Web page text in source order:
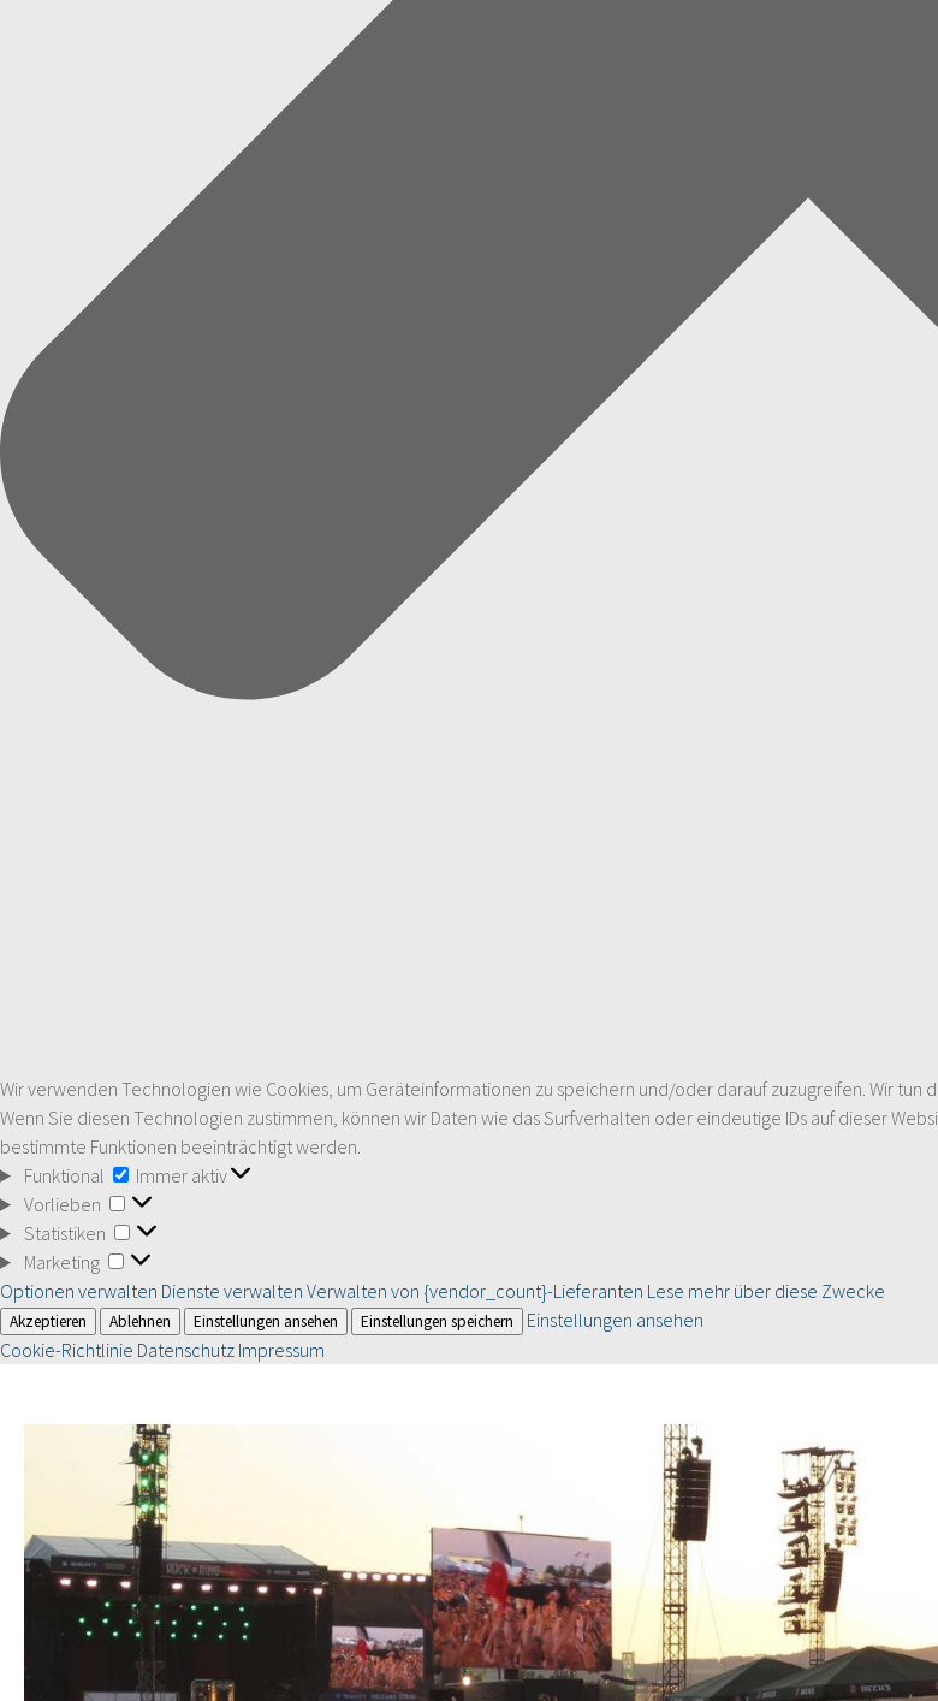
Wir verwenden Technologien wie Cookies, um Geräteinformationen zu speichern und/oder darauf zuzugreifen. Wir tun
Wenn Sie diesen Technologien zustimmen, können wir Daten wie das Surfverhalten oder eindeutige IDs auf dieser
bestimmte Funktionen beeinträchtigt werden.
Funktional
Funktional
Immer aktiv
Vorlieben
Vorlieben
Statistiken
Statistiken
Marketing
Marketing
Optionen verwalten Dienste verwalten Verwalten von {vendor_count}-Lieferanten Lese mehr über diese Zwecke
Akzeptieren Ablehnen Einstellungen ansehen Einstellungen speichern
Einstellungen ansehen
Cookie-Richtlinie Datenschutz Impressum